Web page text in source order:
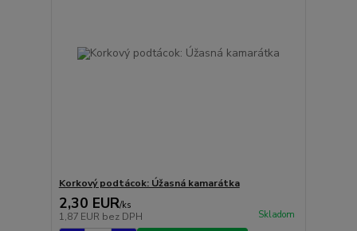
Korkový podtácok: Úžasná kamarátka
2,30 EUR/ks
1,87 EUR bez DPH Skladom